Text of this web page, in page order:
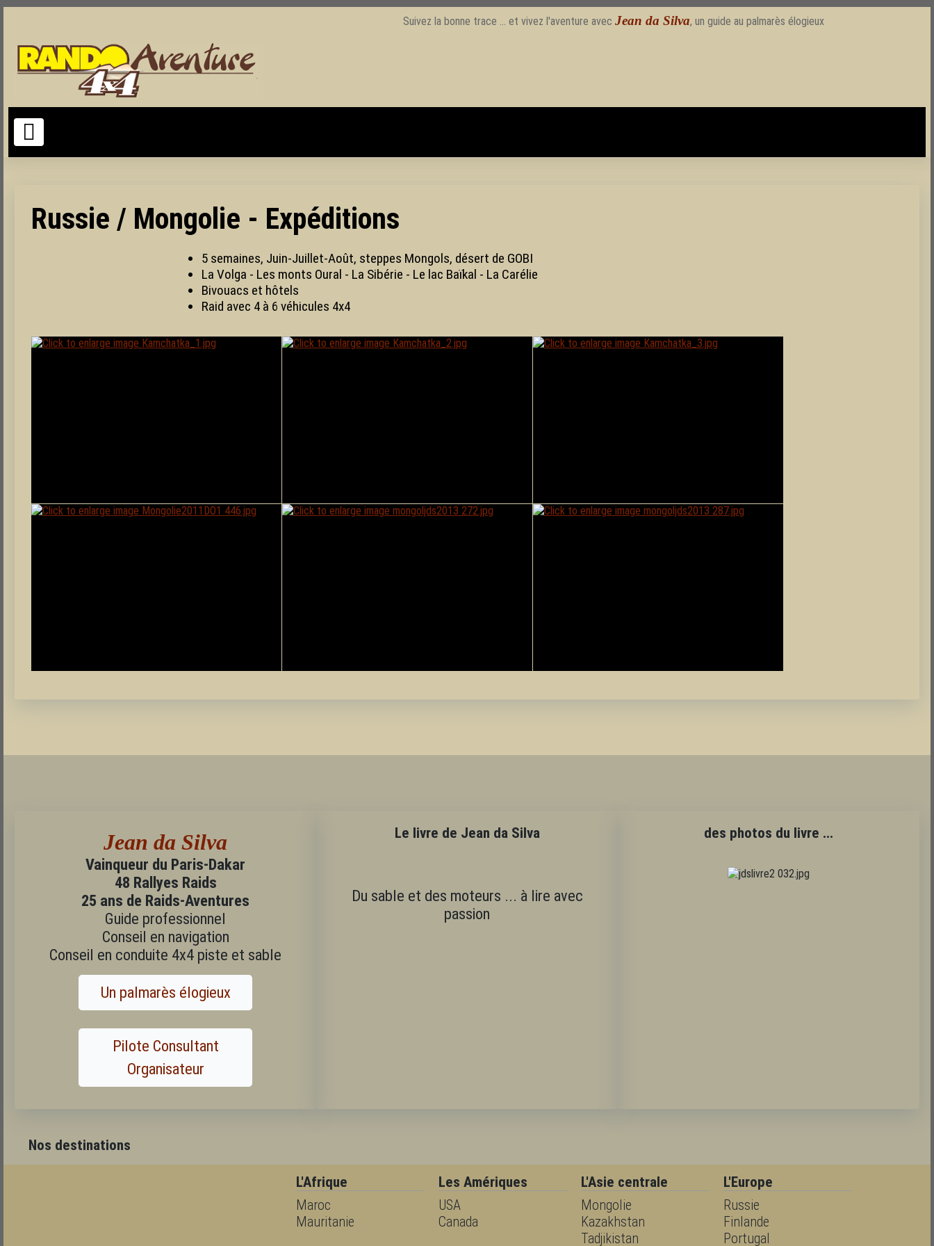
Suivez la bonne trace ... et vivez l'aventure avec Jean da Silva, un guide au palmarès élogieux
Russie / Mongolie - Expéditions
5 semaines, Juin-Juillet-Août, steppes Mongols, désert de GOBI
La Volga - Les monts Oural - La Sibérie - Le lac Baïkal - La Carélie
Bivouacs et hôtels
Raid avec 4 à 6 véhicules 4x4
Jean da Silva
Vainqueur du Paris-Dakar
48 Rallyes Raids
25 ans de Raids-Aventures
Guide professionnel
Conseil en navigation
Conseil en conduite 4x4 piste et sable
Un palmarès élogieux
Pilote Consultant
Organisateur
Le livre de Jean da Silva
Du sable et des moteurs ... à lire avec
passion
des photos du livre ...
Nos destinations
L'Afrique
Maroc
Mauritanie
Les Amériques
USA
Canada
L'Asie centrale
Mongolie
Kazakhstan
Tadjikistan
L'Europe
Russie
Finlande
Portugal